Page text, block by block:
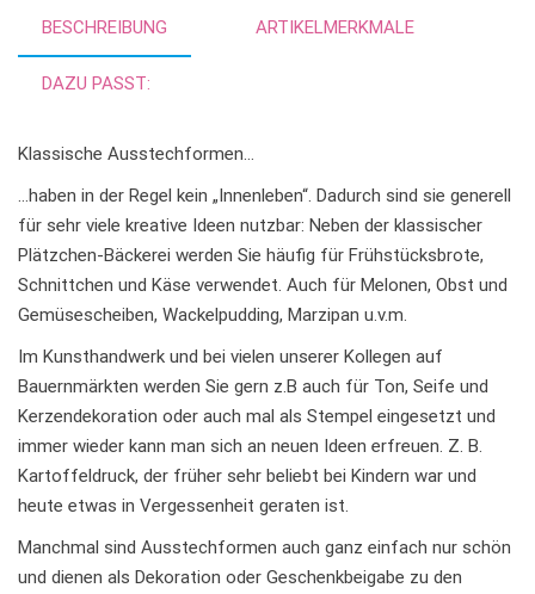
v
BESCHREIBUNG ARTIKELMERKMALE
DAZU PASST:
Klassische Ausstechformen…
…haben in der Regel kein „Innenleben“. Dadurch sind sie generell
für sehr viele kreative Ideen nutzbar: Neben der klassischer
Plätzchen-Bäckerei werden Sie häufig für Frühstücksbrote,
Schnittchen und Käse verwendet. Auch für Melonen, Obst und
Gemüsescheiben, Wackelpudding, Marzipan u.v.m.
Im Kunsthandwerk und bei vielen unserer Kollegen auf
Bauernmärkten werden Sie gern z.B auch für Ton, Seife und
Kerzendekoration oder auch mal als Stempel eingesetzt und
immer wieder kann man sich an neuen Ideen erfreuen. Z. B.
Kartoffeldruck, der früher sehr beliebt bei Kindern war und
heute etwas in Vergessenheit geraten ist.
Manchmal sind Ausstechformen auch ganz einfach nur schön
und dienen als Dekoration oder Geschenkbeigabe zu den